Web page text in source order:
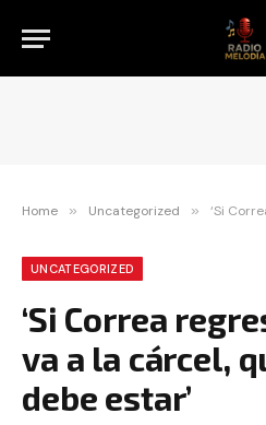
Home » Uncategorized » ‘Si Correa
UNCATEGORIZED
‘Si Correa
va a la cárcel,
debe estar’